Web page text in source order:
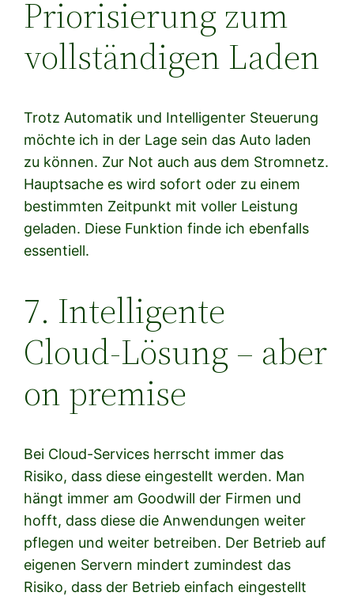
Priorisierung zum
vollständigen Laden
Trotz Automatik und Intelligenter Steuerung
möchte ich in der Lage sein das Auto laden
zu können. Zur Not auch aus dem Stromnetz.
Hauptsache es wird sofort oder zu einem
bestimmten Zeitpunkt mit voller Leistung
geladen. Diese Funktion finde ich ebenfalls
essentiell.
7. Intelligente
Cloud-Lösung – aber
on premise
Bei Cloud-Services herrscht immer das
Risiko, dass diese eingestellt werden. Man
hängt immer am Goodwill der Firmen und
hofft, dass diese die Anwendungen weiter
pflegen und weiter betreiben. Der Betrieb auf
eigenen Servern mindert zumindest das
Risiko, dass der Betrieb einfach eingestellt